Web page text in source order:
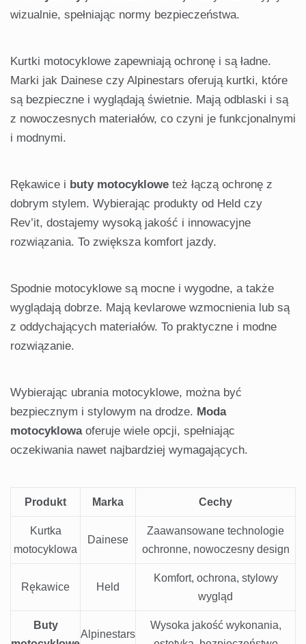
wizualnie, spełniając normy bezpieczeństwa.
Kurtki motocyklowe zapewniają ochronę i są ładne.
Marki jak Dainese czy Alpinestars oferują kurtki, które
są bezpieczne i wyglądają świetnie. Mają odblaski i są
z nowoczesnych materiałów, co czyni je funkcjonalnymi
i modnymi.
Rękawice i buty motocyklowe też łączą ochronę z
dobrym stylem. Wybierając produkty od Held czy
Rev’it, dostajemy wysoką jakość i innowacyjne
rozwiązania. To zwiększa komfort jazdy.
Spodnie motocyklowe są mocne i wygodne, a także
wyglądają dobrze. Mają kevlarowe wzmocnienia lub są
z oddychających materiałów. To praktyczne i modne
rozwiązanie.
Wybierając ubrania motocyklowe, można być
bezpiecznym i stylowym na drodze. Moda
motocyklowaoferuje wiele opcji, spełniając
oczekiwania nawet najbardziej wymagających.
Produkt Marka Cechy
Kurtka
motocyklowa
Dainese
Zaawansowane technologie
ochronne, nowoczesny design
Rękawice Held
Komfort, ochrona, stylowy
wygląd
Buty
Alpinestars
Wysoka jakość wykonania,